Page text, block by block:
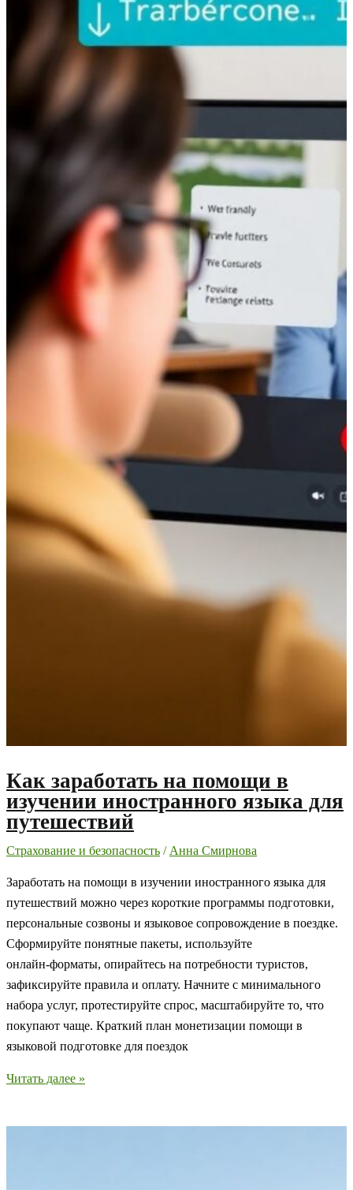
доставки
Как заработать на помощи в
изучении иностранного языка для
путешествий
Страхование и безопасность /Анна Смирнова
Заработать на помощи в изучении иностранного языка для
путешествий можно через короткие программы подготовки,
персональные созвоны и языковое сопровождение в поездке.
Сформируйте понятные пакеты, используйте
онлайн‑форматы, опирайтесь на потребности туристов,
зафиксируйте правила и оплату. Начните с минимального
набора услуг, протестируйте спрос, масштабируйте то, что
покупают чаще. Краткий план монетизации помощи в
языковой подготовке для поездок
Как
Читать далее »